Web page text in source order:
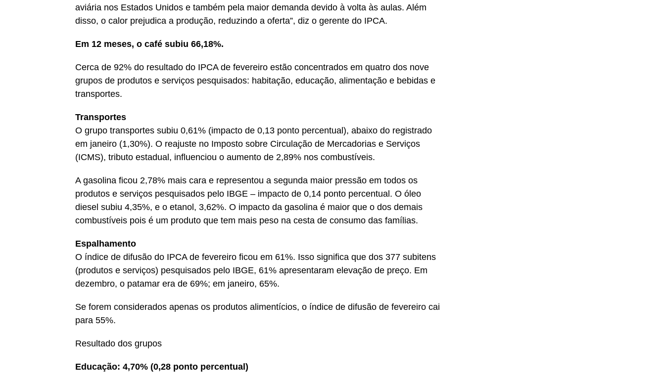
aviária nos Estados Unidos e também pela maior demanda devido à volta às aulas. Além
disso, o calor prejudica a produção, reduzindo a oferta”, diz o gerente do IPCA.
Em 12 meses, o café subiu 66,18%.
Cerca de 92% do resultado do IPCA de fevereiro estão concentrados em quatro dos nove
grupos de produtos e serviços pesquisados: habitação, educação, alimentação e bebidas e
transportes.
Transportes
O grupo transportes subiu 0,61% (impacto de 0,13 ponto percentual), abaixo do registrado
em janeiro (1,30%). O reajuste no Imposto sobre Circulação de Mercadorias e Serviços
(ICMS), tributo estadual, influenciou o aumento de 2,89% nos combustíveis.
A gasolina ficou 2,78% mais cara e representou a segunda maior pressão em todos os
produtos e serviços pesquisados pelo IBGE – impacto de 0,14 ponto percentual. O óleo
diesel subiu 4,35%, e o etanol, 3,62%. O impacto da gasolina é maior que o dos demais
combustíveis pois é um produto que tem mais peso na cesta de consumo das famílias.
Espalhamento
O índice de difusão do IPCA de fevereiro ficou em 61%. Isso significa que dos 377 subitens
(produtos e serviços) pesquisados pelo IBGE, 61% apresentaram elevação de preço. Em
dezembro, o patamar era de 69%; em janeiro, 65%.
Se forem considerados apenas os produtos alimentícios, o índice de difusão de fevereiro cai
para 55%.
Resultado dos grupos
Educação: 4,70% (0,28 ponto percentual)